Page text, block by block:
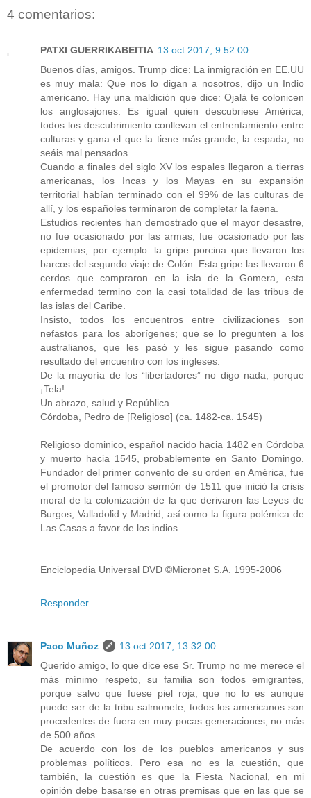
4 comentarios:
PATXI GUERRIKABEITIA 13 oct 2017, 9:52:00
Buenos días, amigos. Trump dice: La inmigración en EE.UU
es muy mala: Que nos lo digan a nosotros, dijo un Indio
americano. Hay una maldición que dice: Ojalá te colonicen
los anglosajones. Es igual quien descubriese América,
todos los descubrimiento conllevan el enfrentamiento entre
culturas y gana el que la tiene más grande; la espada, no
seáis mal pensados.
Cuando a finales del siglo XV los espales llegaron a tierras
americanas, los Incas y los Mayas en su expansión
territorial habían terminado con el 99% de las culturas de
allí, y los españoles terminaron de completar la faena.
Estudios recientes han demostrado que el mayor desastre,
no fue ocasionado por las armas, fue ocasionado por las
epidemias, por ejemplo: la gripe porcina que llevaron los
barcos del segundo viaje de Colón. Esta gripe las llevaron 6
cerdos que compraron en la isla de la Gomera, esta
enfermedad termino con la casi totalidad de las tribus de
las islas del Caribe.
Insisto, todos los encuentros entre civilizaciones son
nefastos para los aborígenes; que se lo pregunten a los
australianos, que les pasó y les sigue pasando como
resultado del encuentro con los ingleses.
De la mayoría de los “libertadores” no digo nada, porque
¡Tela!
Un abrazo, salud y República.
Córdoba, Pedro de [Religioso] (ca. 1482-ca. 1545)
Religioso dominico, español nacido hacia 1482 en Córdoba
y muerto hacia 1545, probablemente en Santo Domingo.
Fundador del primer convento de su orden en América, fue
el promotor del famoso sermón de 1511 que inició la crisis
moral de la colonización de la que derivaron las Leyes de
Burgos, Valladolid y Madrid, así como la figura polémica de
Las Casas a favor de los indios.
Enciclopedia Universal DVD ©Micronet S.A. 1995-2006
Responder
Paco Muñoz
13 oct 2017, 13:32:00
Querido amigo, lo que dice ese Sr. Trump no me merece el
más mínimo respeto, su familia son todos emigrantes,
porque salvo que fuese piel roja, que no lo es aunque
puede ser de la tribu salmonete, todos los americanos son
procedentes de fuera en muy pocas generaciones, no más
de 500 años.
De acuerdo con los de los pueblos americanos y sus
problemas políticos. Pero esa no es la cuestión, que
también, la cuestión es que la Fiesta Nacional, en mi
opinión debe basarse en otras premisas que en las que se